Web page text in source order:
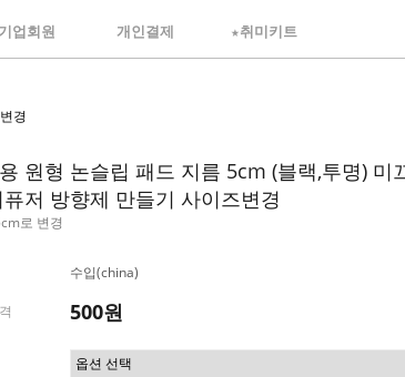
기업회원 개인결제 ★취미키트
경
원형 논슬립 패드 지름 5cm (블랙,투명) 미
저 방향제 만들기 사이즈변경
로 변경
수입(china)
500원